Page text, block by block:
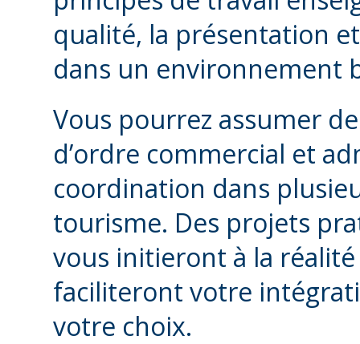
qualité, la présentation
dans un environnement
Vous pourrez assumer
d’ordre commercial et
coordination dans
tourisme. Des projets
vous initieront à la
faciliteront votre
votre choix.